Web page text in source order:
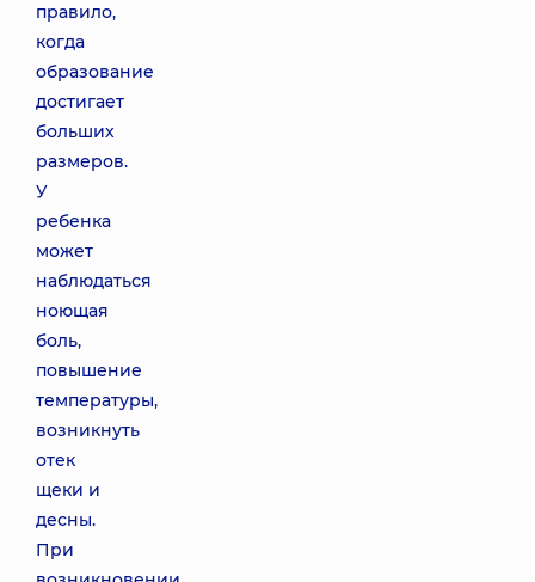
правило,
когда
образование
достигает
больших
размеров.
У
ребенка
может
наблюдаться
ноющая
боль,
повышение
температуры,
возникнуть
отек
щеки и
десны.
При